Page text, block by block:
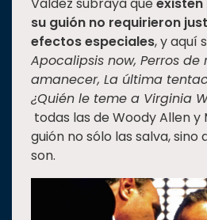
su guión no requirieron
efectos especiales, y aquí
Apocalipsis now, Perros de
amanecer, La última
¿Quién le teme a Virginia
todas las de Woody Allen y
guión no sólo las salva, sino
son.